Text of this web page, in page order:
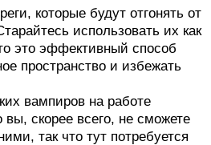
которые будут отгонять от
использовать их как
это эффективный способ
пространство и избежать
вампиров на работе
вы, скорее всего, не сможете
так что тут потребуется